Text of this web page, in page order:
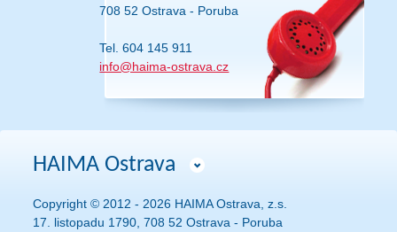
708 52 Ostrava - Poruba
Tel. 604 145 911
info@haima-ostrava.cz
HAIMA Ostrava
Copyright © 2012 - 2026 HAIMA Ostrava, z.s.
17. listopadu 1790, 708 52 Ostrava - Poruba